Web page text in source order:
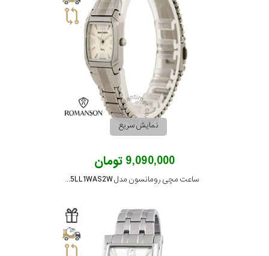
نمایش سریع
9,090,000 تومان
ساعت مچی رومانسون مدل NM9955LL1WAS2W